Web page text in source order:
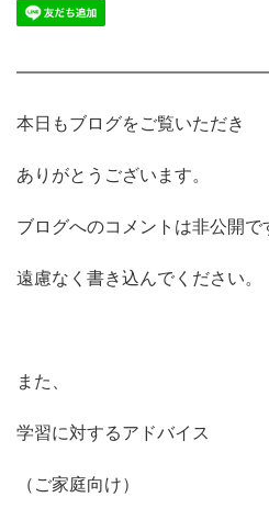
本日もブログをご覧いただき
ありがとうございます。
ブログへのコメントは非公開で
遠慮なく書き込んでください。
また、
学習に対するアドバイス
（ご家庭向け）